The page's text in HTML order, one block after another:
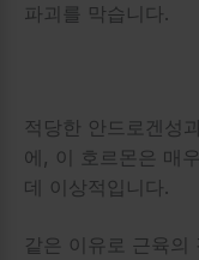
파괴를 막습니다.
적당한 안드로겐성
에, 이 호르몬은 매
데 이상적입니다.
같은 이유로 근육의